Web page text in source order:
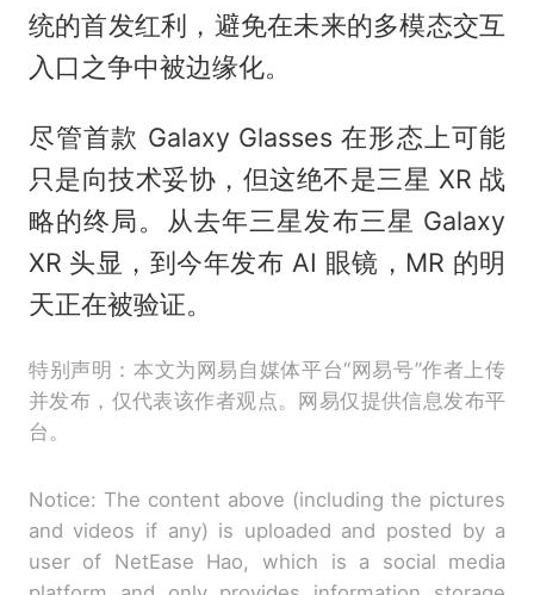
统的首发红利，避免在未来的多模态交互
入口之争中被边缘化。
尽管首款 Galaxy Glasses 在形态上可能
只是向技术妥协，但这绝不是三星 XR 战
略的终局。从去年三星发布三星 Galaxy
XR 头显，到今年发布 AI 眼镜，MR 的明
天正在被验证。
特别声明：本文为网易自媒体平台“网易号”作者上传
并发布，仅代表该作者观点。网易仅提供信息发布平
台。
Notice: The content above (including the pictures
and videos if any) is uploaded and posted by a
user of NetEase Hao, which is a social media